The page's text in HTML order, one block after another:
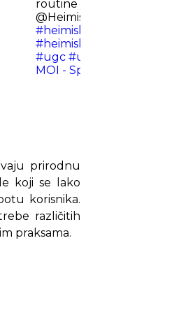
routine yet?
@Heimish Philippines
#heimishcosmetic
#heimishsunscreen
#ugc #ugccreator
MOI - Speed Up -
prirodnu
koji se lako
korisnika.
različitih
praksama.